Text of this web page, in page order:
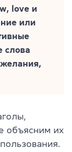
love и
или
слова
объясним их